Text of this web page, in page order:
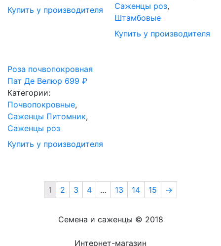
Купить у производителя
Саженцы роз,
Штамбовые
Купить у производителя
Роза почвопокровная
Пат Де Велюр 699 ₽
Категории:
Почвопокровные,
Саженцы Питомник,
Саженцы роз
Купить у производителя
1 2 3 4 … 13 14 15 →
Семена и саженцы © 2018
Интернет-магазин